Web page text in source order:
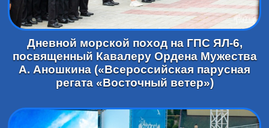
Дневной морской поход на ГПС ЯЛ-6,
посвященный Кавалеру Ордена Мужества
А. Аношкина («Всероссийская парусная
регата «Восточный ветер»)